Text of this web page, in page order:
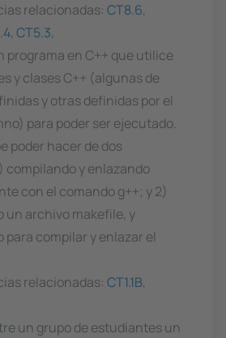
relacionadas: CT8.6,
, CT5.3,
programa en C++ que utilice
y clases C++ (algunas de
y otras definidas por el
para poder ser ejecutado.
poder hacer de dos
compilando y enlazando
con el comando g++; y 2)
un archivo makefile, y
compilar y enlazar el
relacionadas: CT1.1B,
un grupo de estudiantes un